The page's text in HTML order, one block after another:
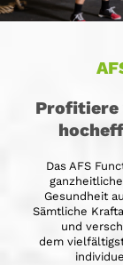
Profitiere
Das AFS
Gesundheit
Sämtliche
und
dem